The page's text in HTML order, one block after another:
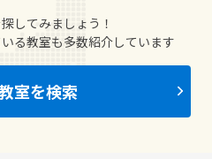
してみましょう！
る教室も多数紹介しています
室を検索